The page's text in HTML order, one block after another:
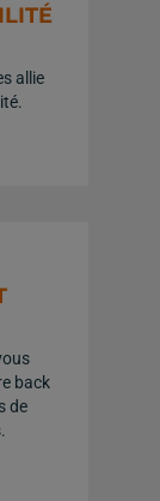
allie
back
de